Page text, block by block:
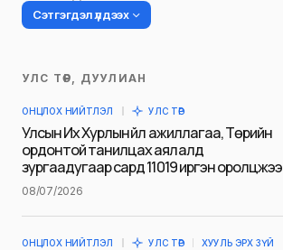
Сэтгэгдэл үлдээх
Таны имэйл хаягийг нийтлэхгүй.
тэмдэглэсэн
Name
УЛС ТӨР, ДУУЛИАН
ОНЦЛОХ НИЙТЛЭЛ УЛС ТӨР
Улсын Их Хурлын үйл ажиллагаа, Төрийн
ордонтой танилцах аялалд
зургаадугаар сард 11019 иргэн оролцжээ
08/07/2026
ОНЦЛОХ НИЙТЛЭЛ УЛС ТӨР ХУУЛЬ ЭРХ ЗҮЙ